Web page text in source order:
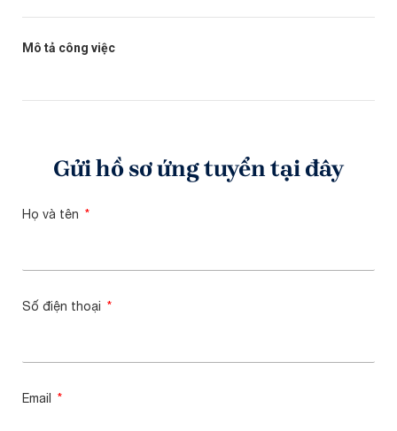
Mô tả công việc
Gửi hồ sơ ứng tuyển tại đây
Họ và tên
Số điện thoại
Email